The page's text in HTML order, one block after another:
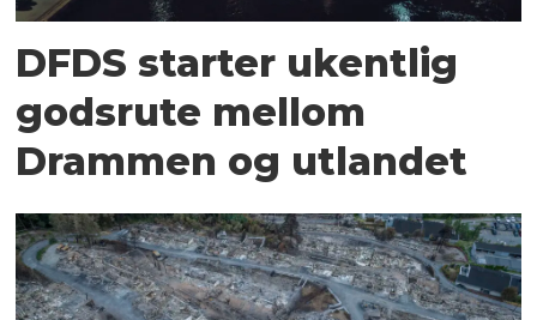
DFDS starter ukentlig
godsrute mellom
Drammen og utlandet